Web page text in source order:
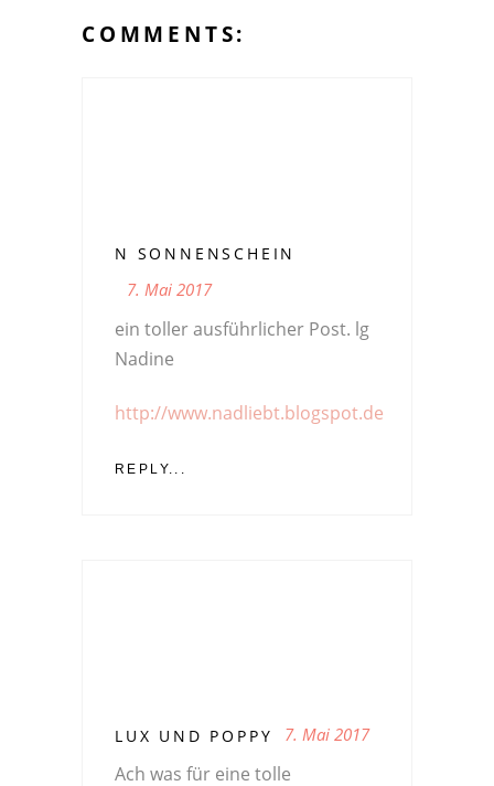
COMMENTS:
N SONNENSCHEIN
7. Mai 2017
ein toller ausführlicher Post. lg
Nadine
http://www.nadliebt.blogspot.de
REPLY...
LUX UND POPPY 7. Mai 2017
Ach was für eine tolle